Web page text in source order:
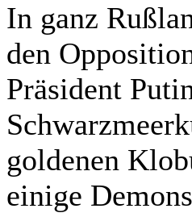
In ganz
den
Präsident
goldenen
einige